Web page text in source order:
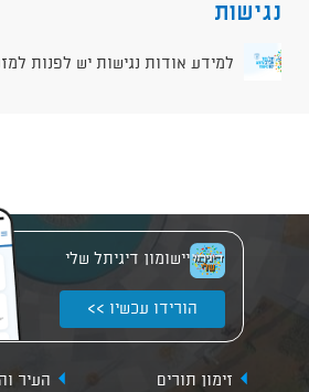
נגישות
למידע אודות נגישות יש לפנות
יישומון דיגיתל שלי
הורידו עכשיו >>
זימון תורים
העיר